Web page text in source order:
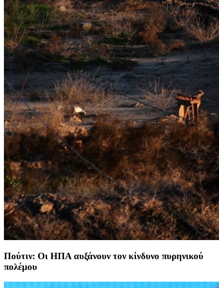
Πούτιν: Οι ΗΠΑ αυξάνουν τον κίνδυνο πυρηνικού
πολέμου